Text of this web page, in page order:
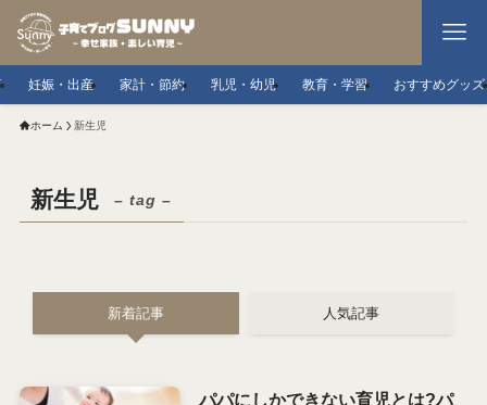
妊娠・出産 家計・節約 乳児・幼児 教育・学習 おすすめグッズ
ホーム 新生児
新生児 – tag –
新着記事 人気記事
パパにしかできない育児とは?パ